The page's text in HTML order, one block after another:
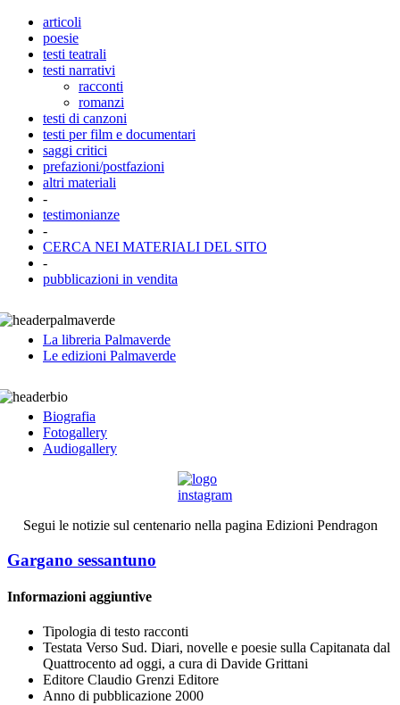
articoli
poesie
testi teatrali
testi narrativi
racconti
romanzi
testi di canzoni
testi per film e documentari
saggi critici
prefazioni/postfazioni
altri materiali
-
testimonianze
-
CERCA NEI MATERIALI DEL SITO
-
pubblicazioni in vendita
La libreria Palmaverde
Le edizioni Palmaverde
Biografia
Fotogallery
Audiogallery
Segui le notizie sul centenario nella pagina Edizioni Pendragon
Gargano sessantuno
Informazioni aggiuntive
Tipologia di testo racconti
Testata Verso Sud. Diari, novelle e poesie sulla Capitanata dal
Quattrocento ad oggi, a cura di Davide Grittani
Editore Claudio Grenzi Editore
Anno di pubblicazione 2000